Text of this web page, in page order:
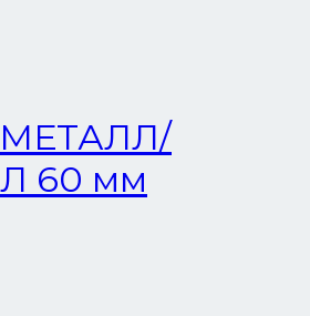
60 мм